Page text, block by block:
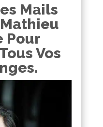
Mails
Pour
Vos